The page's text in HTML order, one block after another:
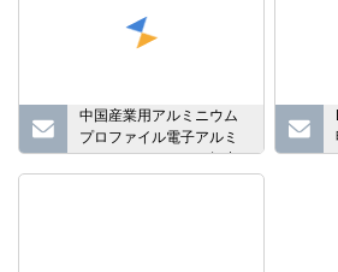
中国産業用アルミニウム
プロファイル電子アルミ
ニウムヒートシンク押出